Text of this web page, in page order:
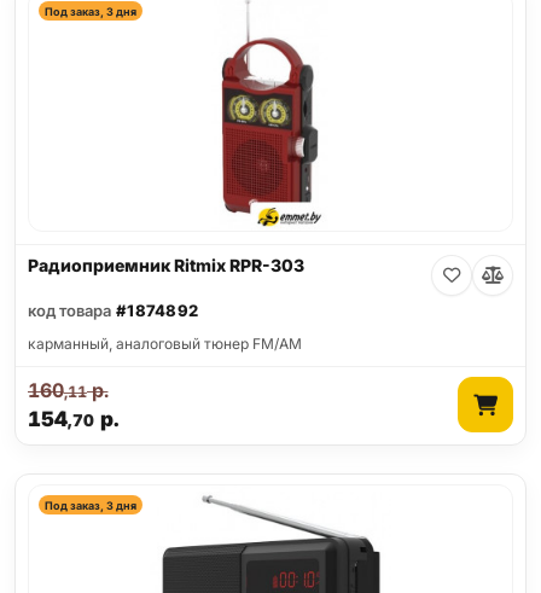
Под заказ, 3 дня
Радиоприемник Ritmix RPR-303
код товара #1874892
карманный, аналоговый тюнер FM/AM
154,70р.
160,11р.
Под заказ, 3 дня